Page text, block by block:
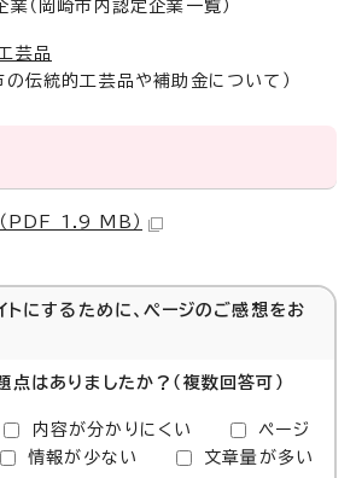
業（岡崎市内認定企業一覧）
芸品
の伝統的工芸品や補助金について）
PDF 1.9 MB）
トにするために、ページのご感想をお
点はありましたか？（複数回答可）
内容が分かりにくい
ページ
情報が少ない 文章量が多い